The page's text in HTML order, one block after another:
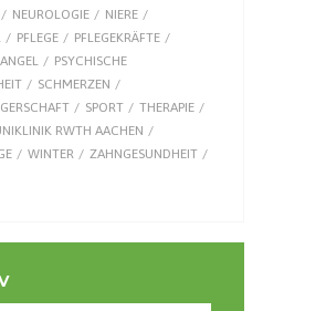
NEUROLOGIE
NIERE
PFLEGE
PFLEGEKRÄFTE
PSYCHISCHE
SCHMERZEN
SPORT
THERAPIE
RWTH AACHEN
WINTER
ZAHNGESUNDHEIT